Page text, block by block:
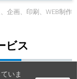
企画 印刷 WEB制作
ビス
いま